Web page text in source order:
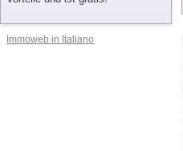
Immoweb in Italiano